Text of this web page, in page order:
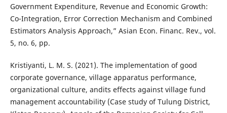
Government Expenditure, Revenue and Economic Growth:
Co-Integration, Error Correction Mechanism and Combined
Estimators Analysis Approach,” Asian Econ. Financ. Rev., vol.
5, no. 6, pp.
Kristiyanti, L. M. S. (2021). The implementation of good
corporate governance, village apparatus performance,
organizational culture, andits effects against village fund
management accountability (Case study of Tulung District,